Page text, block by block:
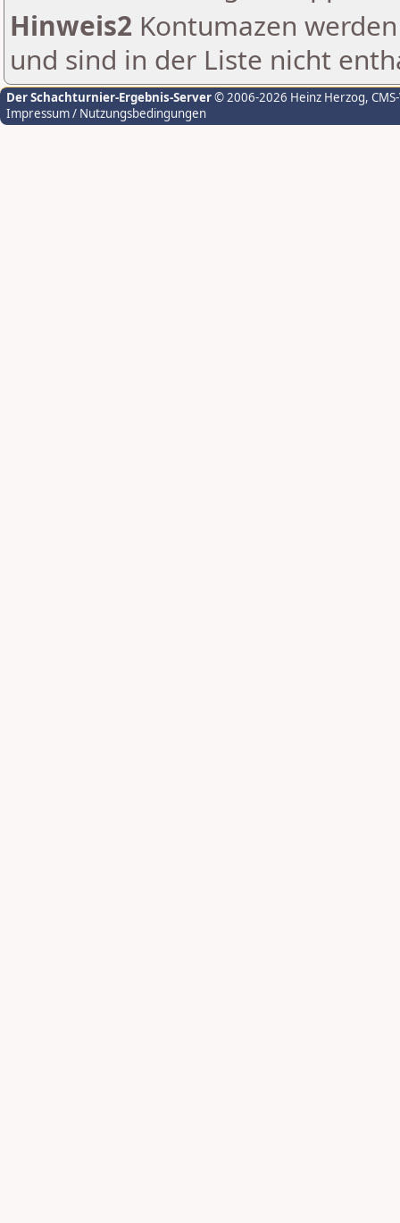
Hinweis2 Kontumazen
und sind in der Liste nicht
Der Schachturnier-Ergebnis-Server© 2006-2026 Heinz Herzog,
Impressum / Nutzungsbedingungen